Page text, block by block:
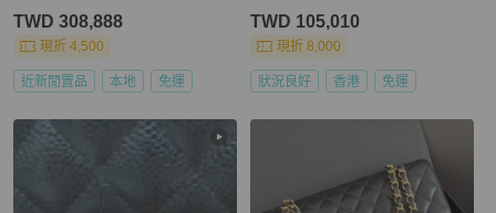
TWD 308,888
現折 4,500
近新閒置品 本地 免運
TWD 105,010
現折 8,000
狀況良好 香港 免運